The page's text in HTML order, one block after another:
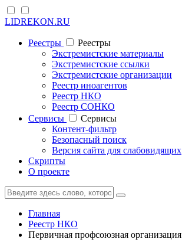
LIDREKON.RU
Реестры
Реестры
Экстремистские материалы
Экстремистские ссылки
Экстремистские организации
Реестр иноагентов
Реестр НКО
Реестр СОНКО
Cервисы
Cервисы
Контент-фильтр
Безопасный поиск
Версия сайта для слабовидящих
Скрипты
О проекте
Главная
Реестр НКО
Первичная профсоюзная организация